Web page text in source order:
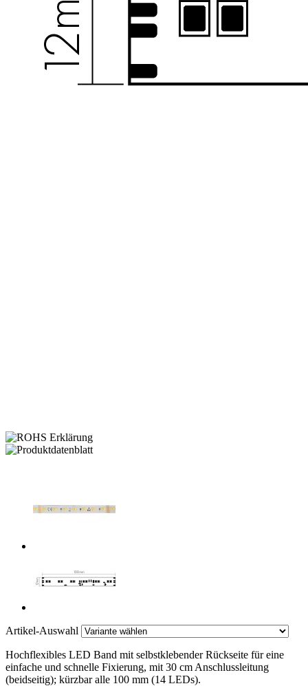
Artikel-Auswahl
Hochflexibles LED Band mit selbstklebender Rückseite für eine
einfache und schnelle Fixierung, mit 30 cm Anschlussleitung
(beidseitig); kürzbar alle 100 mm (14 LEDs).